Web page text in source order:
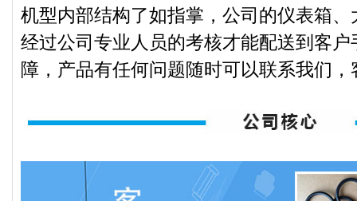
机型内部结构了如指掌，公司的仪表箱
经过公司专业人员的考核才能配送到客
障，产品有任何问题随时可以联系我们